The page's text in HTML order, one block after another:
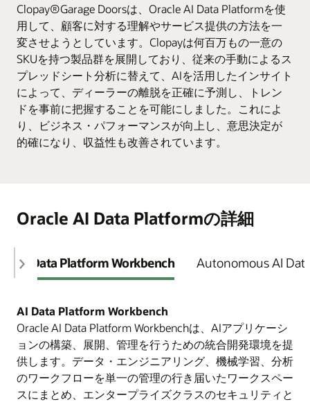
Clopay®Garage Doorsは、Oracle AI Data Platformを使
用して、顧客に対する理解やサービス提供の方法を一
変させようとしています。Clopayは何百万もの一意の
SKUを持つ製品群を展開しており、従来の手動によるス
プレッドシート分析に替えて、AIを活用したインサイト
によって、ディーラーの離脱を正確に予測し、トレン
ドを事前に把握することを可能にしました。これによ
り、ビジネス・パフォーマンスが向上し、意思決定が
的確になり、収益性も改善されています。
Oracle AI Data Platformの詳細
AI Data Platform Workbench Autonomous AI
AI Data Platform Workbench
Oracle AI Data Platform Workbenchは、AIアプリケーシ
ョンの構築、展開、管理を行うための統合開発環境を提
供します 。データ・エンジニアリング、機械学習、分析
のワークフローを単一の管理の行き届いたワークスペー
スにまとめ、エンタープライズクラスのセキュリティと